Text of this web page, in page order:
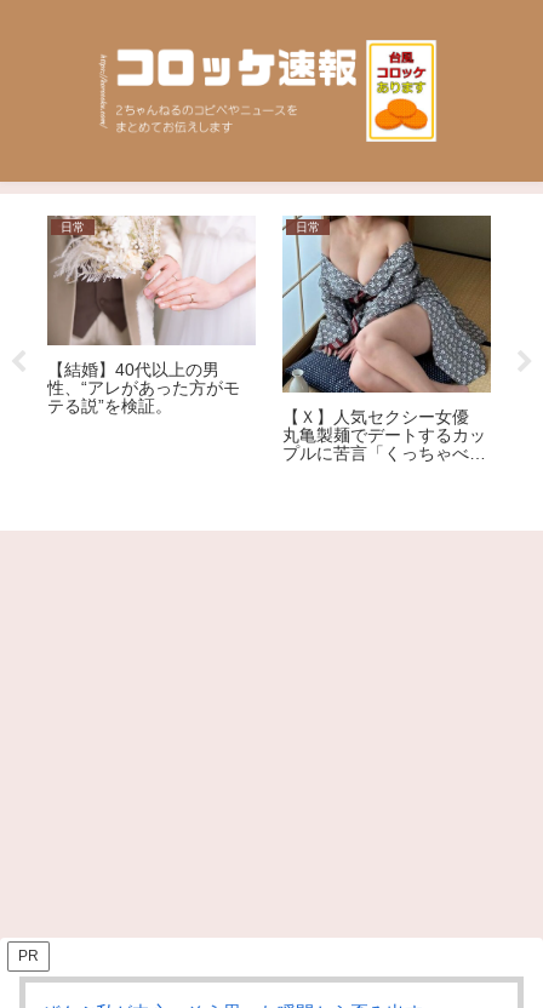
日常
【結婚】40代以上の男
性、“アレがあった方がモ
テる説”を検証。
日常
【Ｘ】人気セクシー女優
丸亀製麺でデートするカッ
プルに苦言「くっちゃべる
男
PR